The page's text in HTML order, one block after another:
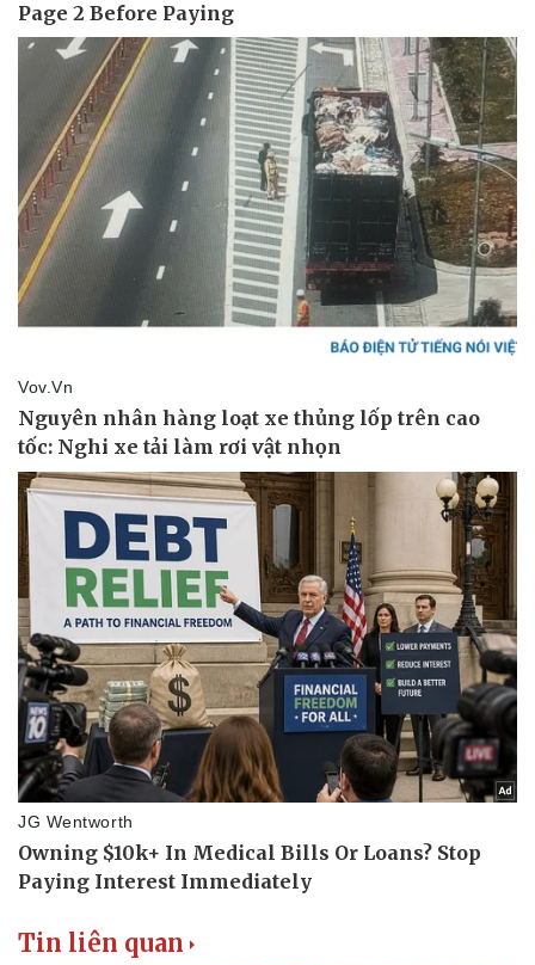
Văn hóa
Sân khấu - Điện ảnh
Văn học
Âm nhạc
Di sản
Giải trí
Nghệ sĩ
Thời trang
Sao Việt
Tin liên quan